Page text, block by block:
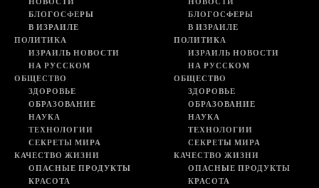
БЛОГОСФЕРЫ
В ИЗРАИЛЕ
ПОЛИТИКА
ИЗРАИЛЬ НОВОСТИ
НА РУССКОМ
ОБЩЕСТВО
ЗДОРОВЬЕ
ОБРАЗОВАНИЕ
НАУКА
ТЕХНОЛОГИИ
СЕКРЕТЫ МИРА
КАЧЕСТВО ЖИЗНИ
ОПАСНЫЕ ПРОДУКТЫ
КРАСОТА
БЛОГОСФЕРЫ
В ИЗРАИЛЕ
ПОЛИТИКА
ИЗРАИЛЬ НОВОСТИ
НА РУССКОМ
ОБЩЕСТВО
ЗДОРОВЬЕ
ОБРАЗОВАНИЕ
НАУКА
ТЕХНОЛОГИИ
СЕКРЕТЫ МИРА
КАЧЕСТВО ЖИЗНИ
ОПАСНЫЕ ПРОДУКТЫ
КРАСОТА